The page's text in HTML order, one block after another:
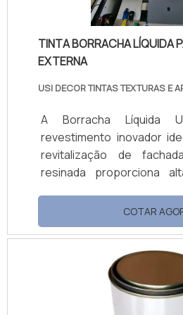
TINTA BORRACHA LÍQUIDA
EXTERNA
USI DECOR TINTAS TEXTURAS E
A Borracha Líquida
revestimento inovador
revitalização de
resinada proporciona
prevenindo rachaduras.
forma uma barreira
protegendo superfícies
O produto reduz a
superfícies ao refletir
o conforto térmico e
COTAR